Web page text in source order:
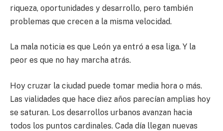
riqueza, oportunidades y desarrollo, pero también
problemas que crecen a la misma velocidad.
La mala noticia es que León ya entró a esa liga. Y la
peor es que no hay marcha atrás.
Hoy cruzar la ciudad puede tomar media hora o más.
Las vialidades que hace diez años parecían amplias hoy
se saturan. Los desarrollos urbanos avanzan hacia
todos los puntos cardinales. Cada día llegan nuevas